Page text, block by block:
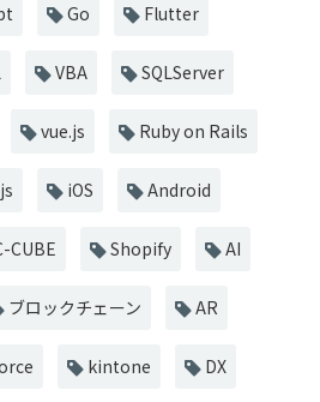
Go Flutter
VBA SQLServer
vue.js Ruby on Rails
iOS Android
CUBE Shopify AI
ブロックチェーン AR
kintone DX